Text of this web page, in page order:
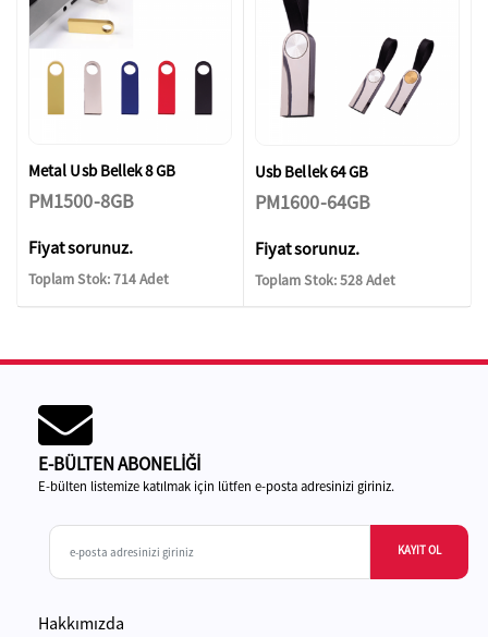
Metal Usb Bellek 8 GB
PM1500-8GB
Fiyat sorunuz.
Toplam Stok: 714 Adet
Usb Bellek 64 GB
PM1600-64GB
Fiyat sorunuz.
Toplam Stok: 528 Adet
E-BÜLTEN ABONELİĞİ
E-bülten listemize katılmak için lütfen e-posta adresinizi giriniz.
KAYIT OL
Hakkımızda